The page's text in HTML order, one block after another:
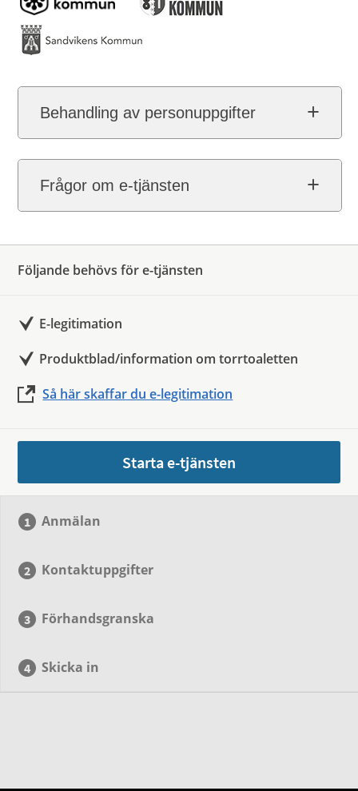
Behandling av personuppgifter
Frågor om e-tjänsten
Följande behövs för e-tjänsten
E-legitimation
Produktblad/information om torrtoaletten
Så här skaffar du e-legitimation
Starta e-tjänsten
Anmälan
Kontaktuppgifter
Förhandsgranska
Skicka in